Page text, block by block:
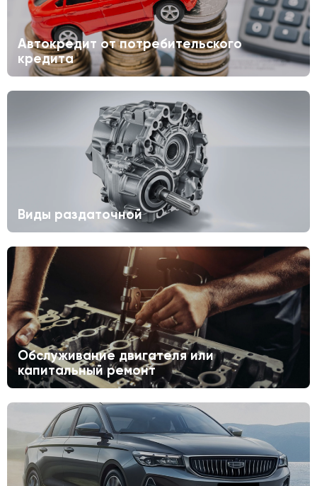
Автокредит от потребительского
кредита
Виды раздаточной
Обслуживание двигателя или
капитальный ремонт